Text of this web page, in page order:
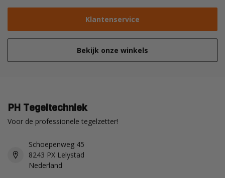
Klantenservice
Bekijk onze winkels
PH Tegeltechniek
Voor de professionele tegelzetter!
Schoepenweg 45
8243 PX Lelystad
Nederland